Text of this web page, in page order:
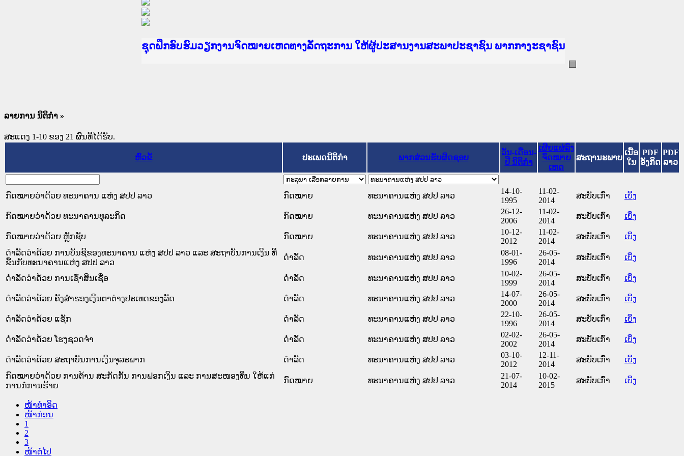
Ministry of Justice Lao PDR
ເຜີຍແຜ່ວັບໄຊຈົດໝາຍເຫດທາງລັດຖະການ ແລະ ແອັບກົດໝາຍລາວ ທີ່ ສະຖາບັນຍຸຕິທຳແຫ່ງຊາດ
ກະຊວງຍຸຕິທຳ
ຊຸດຝຶກອົບຮົມວຽກງານຈົດໝາຍເຫດທາງລັດຖະການ ໃຫ້ຜູ້ປະສານງານສະພາປະຊາຊົນ ພາກເໜືອ
ກອງປະຊຸມທົບທວນຄືນການຈັດຕັ້ງປະຕິບັດວຽກງານຈົດໝາຍເຫດທາງລັດຖະການ
ຝຶກອົບຮົມ ຜູ່ປະສານງານວຽກງານຈົດໝາຍເຫດທາງລັດຖະການ ສຳລັບ ພາກກາງ
ຝຶກອົບຮົມ ຜູ່ປະສານງານວຽກງານຈົດໝາຍເຫດທາງລັດຖະການ ສຳລັບ ພາກໃຕ້
ເຜີຍແຜ່ແອັບກົດໝາຍລາວ ແລະ ເວັບໄຊຈົດໝາຍເຫດທາງລັດຖະການ ທີ່ ວິທະຍາຄານຕຳຫຼວດປະຊາຊົນ
ເຜີຍແຜ່ແອັບກົດໝາຍລາວ ແລະ ເວັບໄຊຈົດໝາຍເຫດທາງລັດຖະການ ທີ່ ວິທະຍາຄານສັນຕິບານປະຊາຊົນ
ຍົກລະດັບວຽກງານຈົດໝາຍເຫດທາງລັດຖະການໃຫ້ຜູ້ປະສານງານຂັ້ນແຂວງພາກເໜືອ
ຊຸດຝຶກອົບຮົມວຽກງານຈົດໝາຍເຫດທາງລັດຖະການ ໃຫ້ຜູ້ປະສານງານສະພາປະຊາຊົນ ພາກກາງ
ລາຍການ ນິຕິກໍາ »
ສະແດງ 1-10 ຂອງ 21 ຜົນທີ່ໄດ້ຮັບ.
ຫົວຂໍ້ ປະເພດນິຕິກຳ ພາກສ່ວນຮັບຜິດຊອບ
ວັນ-ເດືອນ-
ປີ ນິຕິກໍາ
ເຜີຍແຜ່ລົງ
ຈົດໝາຍ
ເຫດ
ສະຖານະພາບ
ເນື້ອ
ໃນ
PDF
ອັງກິດ
PDF
ລາວ
ກົດໝາຍວ່າດ້ວຍ ທະນາຄານ ແຫ່ງ ສປປ ລາວ ກົດໝາຍ ທະນາຄານແຫ່ງ ສປປ ລາວ
14-10-
1995
11-02-
2014
ສະບັບເກົ່າ ເບິ່ງ
ກົດໝາຍວ່າດ້ວຍ ທະນາຄານທຸລະກິດ ກົດໝາຍ ທະນາຄານແຫ່ງ ສປປ ລາວ
26-12-
2006
11-02-
2014
ສະບັບເກົ່າ ເບິ່ງ
ກົດໝາຍວ່າດ້ວຍ ຫຼັກຊັບ ກົດໝາຍ ທະນາຄານແຫ່ງ ສປປ ລາວ
10-12-
2012
11-02-
2014
ສະບັບເກົ່າ
ເບິ່ງ
ດຳລັດວ່າດ້ວຍ ການບັນຊີຂອງທະນາຄານ ແຫ່ງ ສປປ ລາວ ແລະ ສະຖາບັນການເງິນ ທີ່
ຂື້ນກັບທະນາຄານແຫ່ງ ສປປ ລາວ
ດໍາລັດ ທະນາຄານແຫ່ງ ສປປ ລາວ
08-01-
1996
26-05-
2014
ສະບັບເກົ່າ ເບິ່ງ
ດຳລັດວ່າດ້ວຍ ການເຊົ່າສິນເຊື່ອ ດໍາລັດ ທະນາຄານແຫ່ງ ສປປ ລາວ
10-02-
1999
26-05-
2014
ສະບັບເກົ່າ ເບິ່ງ
ດຳລັດວ່າດ້ວຍ ຄັງສຳຮອງເງິນຕາຕ່າງປະເທດຂອງລັດ ດໍາລັດ ທະນາຄານແຫ່ງ ສປປ ລາວ
14-07-
2000
26-05-
2014
ສະບັບເກົ່າ ເບິ່ງ
ດຳລັດວ່າດ້ວຍ ແຊັກ ດໍາລັດ ທະນາຄານແຫ່ງ ສປປ ລາວ
22-10-
1996
26-05-
2014
ສະບັບເກົ່າ ເບິ່ງ
ດຳລັດວ່າດ້ວຍ ໂຮງຊວດຈຳ ດໍາລັດ ທະນາຄານແຫ່ງ ສປປ ລາວ
02-02-
2002
26-05-
2014
ສະບັບເກົ່າ ເບິ່ງ
ດໍາລັດວ່າດ້ວຍ ສະຖາບັນການເງິນຈຸລະພາກ ດໍາລັດ ທະນາຄານແຫ່ງ ສປປ ລາວ
03-10-
2012
12-11-
2014
ສະບັບເກົ່າ
ເບິ່ງ
ກົດໝາຍວ່າດ້ວຍ ການຕ້ານ ສະກັດກັ້ນ ການຟອກເງິນ ແລະ ການສະໜອງທຶນ ໃຫ້ແກ່
ການກໍ່ການຮ້າຍ
ກົດໝາຍ ທະນາຄານແຫ່ງ ສປປ ລາວ
21-07-
2014
10-02-
2015
ສະບັບເກົ່າ ເບິ່ງ
ໜ້າທໍາອິດ
ໜ້າກ່ອນ
1
2
3
ໜ້າຕໍ່ໄປ